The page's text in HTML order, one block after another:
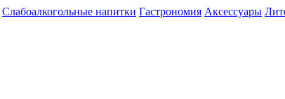
Слабоалкогольные напитки Гастрономия Аксессуары